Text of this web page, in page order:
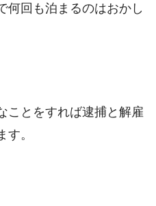
何回も泊まるのはおかし
ことをすれば逮捕と解雇
。